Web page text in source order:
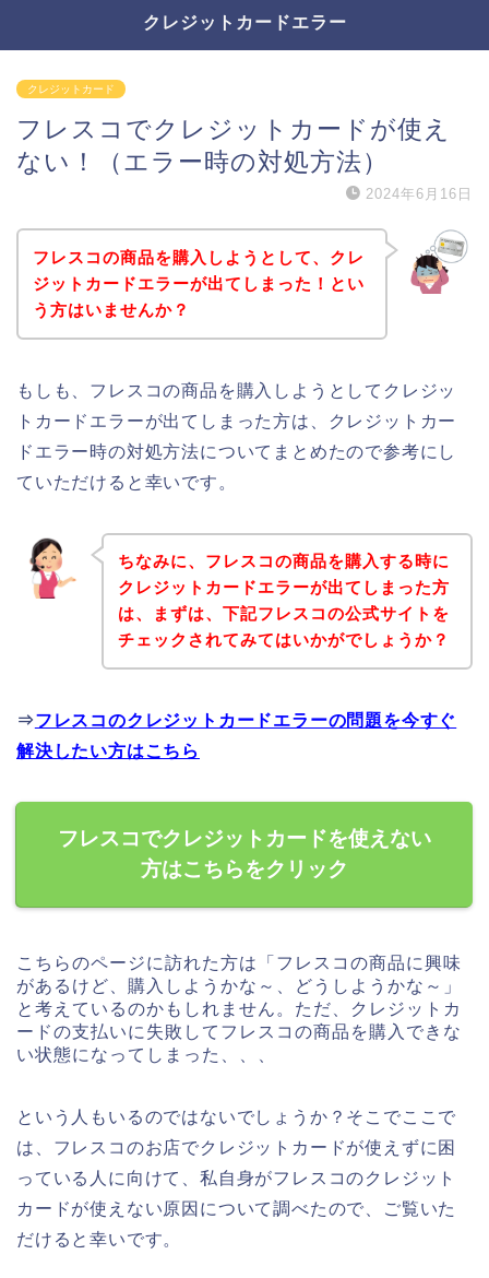
クレジットカードエラー
クレジットカード
フレスコでクレジットカードが使え
ない！（エラー時の対処方法）
2024年6月16日
フレスコの商品を購入しようとして、クレ
ジットカードエラーが出てしまった！とい
う方はいませんか？
もしも、フレスコの商品を購入しようとしてクレジッ
トカードエラーが出てしまった方は、クレジットカー
ドエラー時の対処方法についてまとめたので参考にし
ていただけると幸いです。
ちなみに、フレスコの商品を購入する時に
クレジットカードエラーが出てしまった方
は、まずは、下記フレスコの公式サイトを
チェックされてみてはいかがでしょうか？
⇒フレスコのクレジットカードエラーの問題を今すぐ
解決したい方はこちら
フレスコでクレジットカードを使えない
方はこちらをクリック
こちらのページに訪れた方は「フレスコの商品に興味
があるけど、購入しようかな～、どうしようかな～」
と考えているのかもしれません。ただ、クレジットカ
ードの支払いに失敗してフレスコの商品を購入できな
い状態になってしまった、、、
という人もいるのではないでしょうか？そこでここで
は、フレスコのお店でクレジットカードが使えずに困
っている人に向けて、私自身がフレスコのクレジット
カードが使えない原因について調べたので、ご覧いた
だけると幸いです。